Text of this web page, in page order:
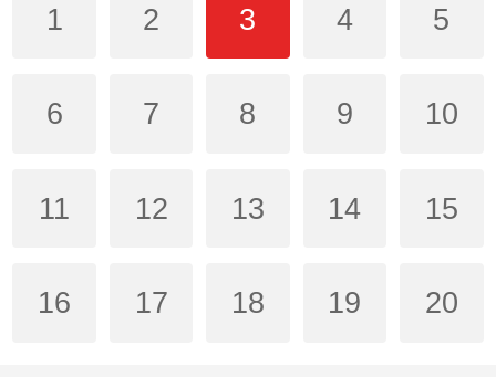
1 2 3 4 5
6 7 8 9 10
11 12 13 14 15
16 17 18 19 20